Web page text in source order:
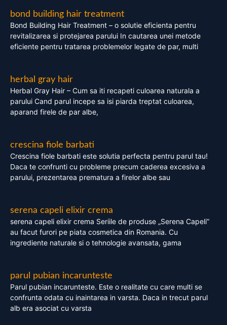
bond building hair treatment
Bond Building Hair Treatment – o solutie eficienta pentru
revitalizarea si protejarea parului In cautarea unei metode
eficiente pentru tratarea problemelor legate de par, multi
herbal gray hair
Herbal Gray Hair – Cum sa iti recapeti culoarea naturala a
parului Cand parul incepe sa isi piarda treptat culoarea,
aparand firele de par albe,
crescina fiole barbati
Crescina fiole barbati este solutia perfecta pentru parul tau!
Daca te confrunti cu probleme precum caderea excesiva a
parului, prezentarea prematura a firelor albe sau
serena capeli elixir crema
serena capeli elixir crema Seriile de produse „Serena Capeli”
au facut furori pe piata cosmetica din Romania. Cu
ingrediente naturale si o tehnologie avansata, gama
parul pubian incarunteste
Parul pubian incarunteste. Este o realitate cu care multi se
confrunta odata cu inaintarea in varsta. Daca in trecut parul
alb era asociat cu varsta